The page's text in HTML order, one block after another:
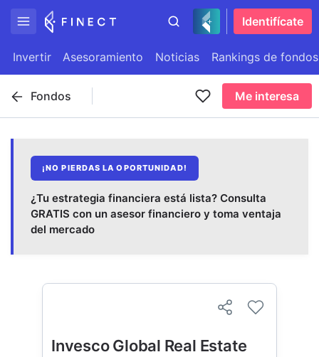
Identifícate
Invertir Asesoramiento Noticias Rankings de fondos
Fondos Me interesa
¡NO PIERDAS LA OPORTUNIDAD!
¿Tu estrategia financiera está lista? Consulta
GRATIS con un asesor financiero y toma ventaja
del mercado
Invesco Global Real Estate